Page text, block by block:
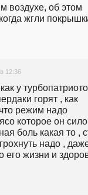
воздухе, об этом
жгли
12:36
у
горят , как
режим надо
которое он
боль какая то ,
надо ,
его жизни и